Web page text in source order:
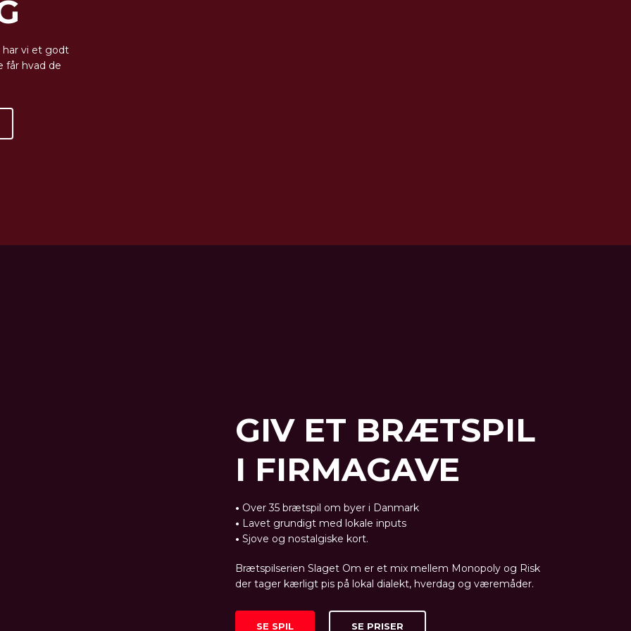
har vi et godt
får hvad de
GIV ET BRÆTSPIL
I FIRMAGAVE
• Over 35 brætspil om byer i Danmark
• Lavet grundigt med lokale inputs
• Sjove og nostalgiske kort.
Brætspilserien Slaget Om er et mix mellem Monopoly og Risk
der tager kærligt pis på lokal dialekt, hverdag og væremåder.
SE SPIL SE PRISER